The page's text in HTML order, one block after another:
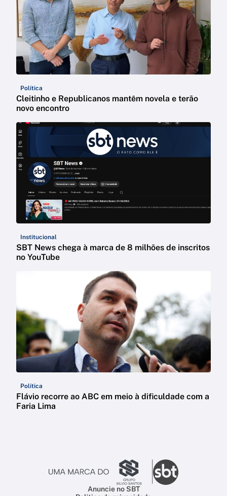
Política
Cleitinho e Republicanos mantêm novela e terão
novo encontro
Institucional
SBT News chega à marca de 8 milhões de inscritos
no YouTube
Política
Flávio recorre ao ABC em meio à dificuldade com a
Faria Lima
Anuncie no SBT